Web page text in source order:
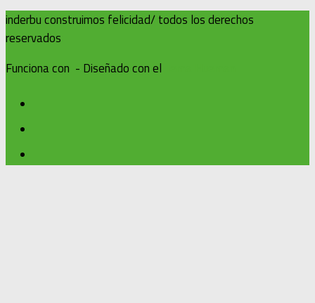
inderbu construimos felicidad/ todos los derechos
reservados
Funciona con - Diseñado con el